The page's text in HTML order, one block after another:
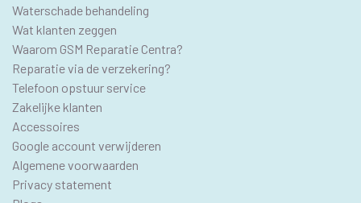
Waterschade behandeling
Wat klanten zeggen
Waarom GSM Reparatie Centra?
Reparatie via de verzekering?
Telefoon opstuur service
Zakelijke klanten
Accessoires
Google account verwijderen
Algemene voorwaarden
Privacy statement